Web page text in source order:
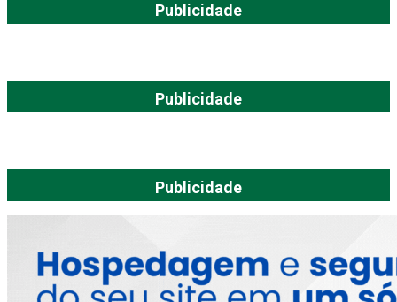
Publicidade
Publicidade
Publicidade